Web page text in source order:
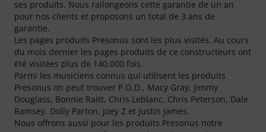
ses produits. Nous rallongeons cette garantie de un an
pour nos clients et proposons un total de 3 ans de
garantie.
Les pages produits Presonus sont les plus visités. Au cours
du mois dernier les pages produits de ce constructeurs ont
été visitées plus de 140.000 fois.
Parmi les musiciens connus qui utilisent les produits
Presonus on peut trouver P.O.D., Macy Gray, Jimmy
Douglass, Bonnie Raitt, Chris Leblanc, Chris Peterson, Dale
Ramsey, Dolly Parton, Joey Z et Justin James.
Nous offrons aussi pour les produits Presonus notre